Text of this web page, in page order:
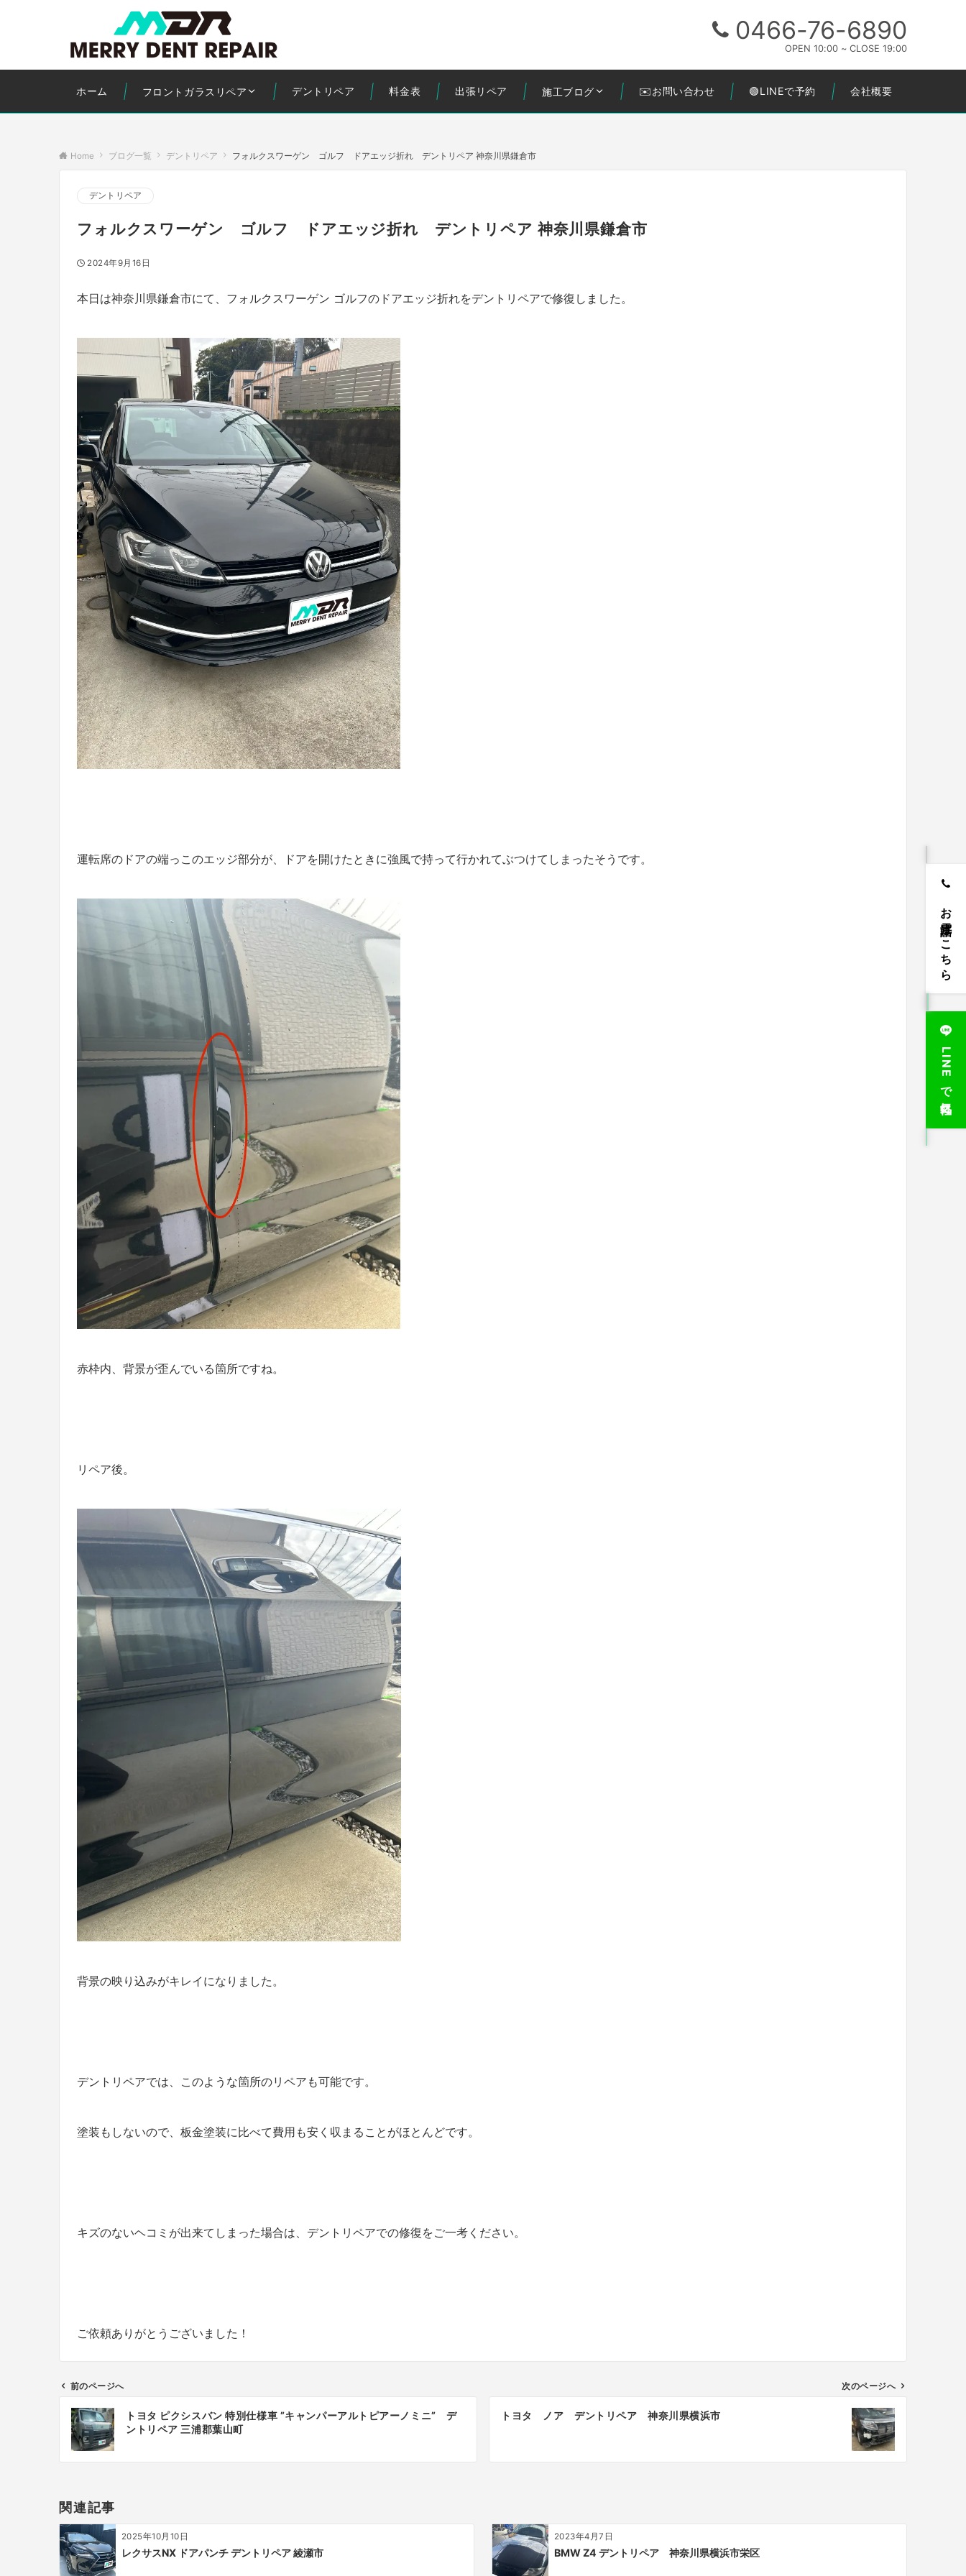
0466-76-6890
OPEN 10:00 ~ CLOSE 19:00
ホーム フロントガラスリペア デントリペア 料金表 出張リペア 施工ブログ ✉️お問い合わせ 🟢LINEで予約 会社概要
Home ブログ一覧 デントリペア フォルクスワーゲン ゴルフ ドアエッジ折れ デントリペア 神奈川県鎌倉市
デントリペア
フォルクスワーゲン ゴルフ ドアエッジ折れ デントリペア 神奈川県鎌倉市
2024年9月16日
本日は神奈川県鎌倉市にて、フォルクスワーゲン ゴルフのドアエッジ折れをデントリペアで修復しました。
運転席のドアの端っこのエッジ部分が、ドアを開けたときに強風で持って行かれてぶつけてしまったそうです。
赤枠内、背景が歪んでいる箇所ですね。
リペア後。
背景の映り込みがキレイになりました。
デントリペアでは、このような箇所のリペアも可能です。
塗装もしないので、板金塗装に比べて費用も安く収まることがほとんどです。
キズのないヘコミが出来てしまった場合は、デントリペアでの修復をご一考ください。
ご依頼ありがとうございました！
シ
ョ
ン
前のページへ
トヨタ ピクシスバン 特別仕様車 ”キャンパーアルトピアーノミニ” デ
ントリペア 三浦郡葉山町
次のページへ
トヨタ ノア デントリペア 神奈川県横浜市
関連記事
2025年10月10日
レクサスNX ドアパンチ デントリペア 綾瀬市
2023年4月7日
BMW Z4 デントリペア 神奈川県横浜市栄区
お電話はこちら
LINEで気軽に